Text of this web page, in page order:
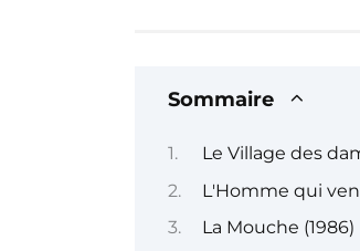
Sommaire
Le Village des
L'Homme qui
La Mouche (1986)